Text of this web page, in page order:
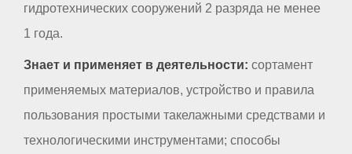
гидротехнических сооружений 2 разряда не менее
1 года.
Знает и применяет в деятельности: сортамент
применяемых материалов, устройство и правила
пользования простыми такелажными средствами и
технологическими инструментами; способы